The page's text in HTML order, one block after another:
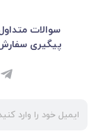
سوالات
پیگیری